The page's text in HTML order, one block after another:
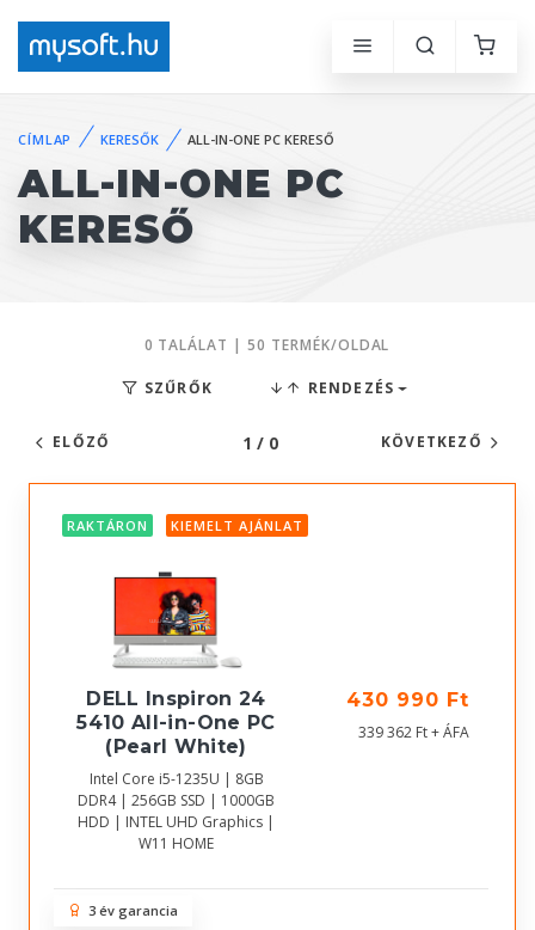
CÍMLAP KERESŐK ALL-IN-ONE PC KERESŐ
ALL-IN-ONE PC
KERESŐ
0 TALÁLAT | 50 TERMÉK/OLDAL
SZŰRŐK RENDEZÉS
ELŐZŐ 1 / 0 KÖVETKEZŐ
RAKTÁRON KIEMELT AJÁNLAT
DELL Inspiron 24
5410 All-in-One PC
(Pearl White)
Intel Core i5-1235U | 8GB
DDR4 | 256GB SSD | 1000GB
HDD | INTEL UHD Graphics |
W11 HOME
430 990 Ft
339 362 Ft + ÁFA
3 év garancia